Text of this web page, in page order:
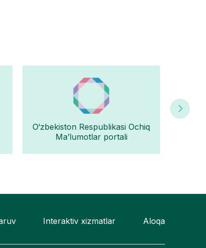
O‘zbekiston Respublikasi Ochiq
Ma’lumotlar portali
Interaktiv xizmatlar Aloqa